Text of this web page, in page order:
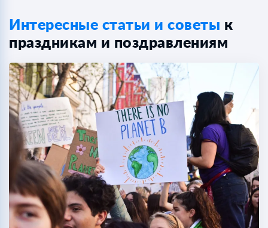
Интересные статьи и советы к
праздникам и поздравлениям